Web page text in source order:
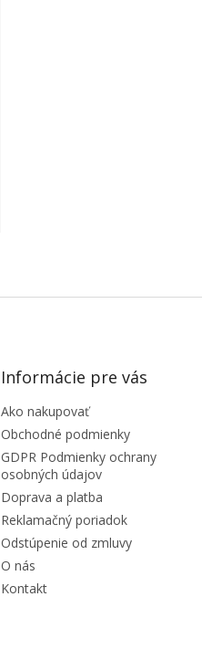
Informácie pre vás
Ako nakupovať
Obchodné podmienky
GDPR Podmienky ochrany
osobných údajov
Doprava a platba
Reklamačný poriadok
Odstúpenie od zmluvy
O nás
Kontakt